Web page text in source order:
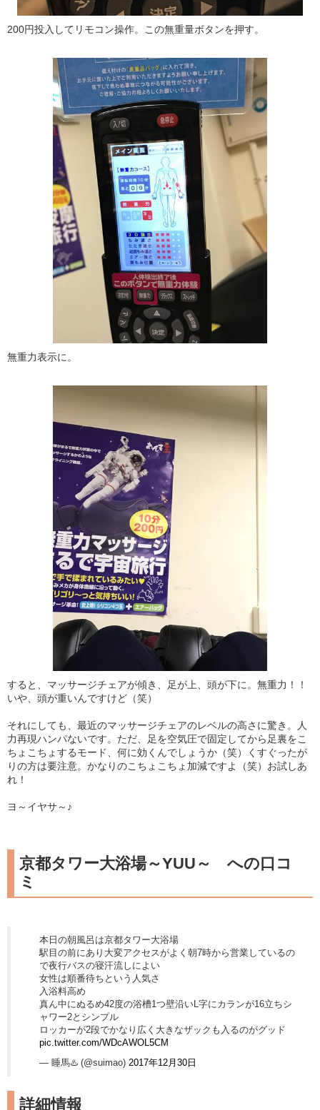
200円投入してリモコン操作。この無重量ボタンを押す。
無重力表示に。
すると、マッサージチェアが傾き、足が上、頭が下に。無重力！！
いや、頭が重いんですけど（笑）
それにしても、最近のマッサージチェアのレベルの高さに驚き。人
力再現ハンパないです。ただ、足を空気圧で固定してから足裏をこ
ちょこちょするモード、何に効くんでしょうか（笑）くすぐったが
りの方は要注意。かなりのこちょこちょ加減ですよ（笑）お試しあ
れ！
ヨ～イヤサ～♪
京都タワー大浴場～YUU～ への口コ
ミ
本日の朝風呂は京都タワー大浴場
駅目の前にあり大変アクセスがよく朝7時から営業しているの
で夜行バスの寝汗流しによい
女性は順番待ちという人気さ
入浴料高め
真ん中にぬるめ42度の浴槽1つ壁沿いL字にカランが16立ちシ
ャワー2とシンプル
ロッカーが2段でかなり広く大きなザックも入るのがグッド
pic.twitter.com/WDcAWOL5CM
— 睡馬♨️ (@suimao) 2017年12月30日
詳細情報